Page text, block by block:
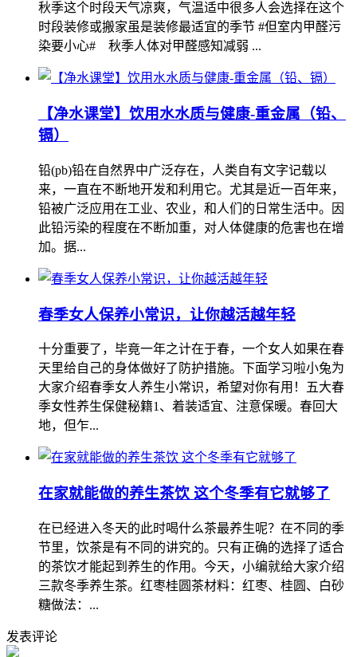
秋季这个时段天气凉爽，气温适中很多人会选择在这个
时段装修或搬家虽是装修最适宜的季节 #但室内甲醛污
染要小心# 秋季人体对甲醛感知减弱 ...
【净水课堂】饮用水水质与健康-重金属（铅、
镉）
铅(pb)铅在自然界中广泛存在，人类自有文字记载以
来，一直在不断地开发和利用它。尤其是近一百年来，
铅被广泛应用在工业、农业，和人们的日常生活中。因
此铅污染的程度在不断加重，对人体健康的危害也在增
加。据...
春季女人保养小常识，让你越活越年轻
十分重要了，毕竟一年之计在于春，一个女人如果在春
天里给自己的身体做好了防护措施。下面学习啦小兔为
大家介绍春季女人养生小常识，希望对你有用！五大春
季女性养生保健秘籍1、着装适宜、注意保暖。春回大
地，但乍...
在家就能做的养生茶饮 这个冬季有它就够了
在已经进入冬天的此时喝什么茶最养生呢？在不同的季
节里，饮茶是有不同的讲究的。只有正确的选择了适合
的茶饮才能起到养生的作用。今天，小编就给大家介绍
三款冬季养生茶。红枣桂圆茶材料：红枣、桂圆、白砂
糖做法：...
发表评论